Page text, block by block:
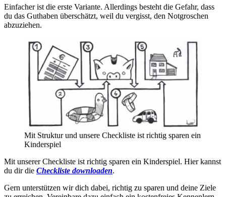
Einfacher ist die erste Variante. Allerdings besteht die Gefahr, dass
du das Guthaben überschätzt, weil du vergisst, den Notgroschen
abzuziehen.
Mit Struktur und unsere Checkliste ist richtig sparen ein
Kinderspiel
Mit unserer Checkliste ist richtig sparen ein Kinderspiel. Hier kannst
du dir die Checkliste downloaden.
Gern unterstützen wir dich dabei, richtig zu sparen und deine Ziele